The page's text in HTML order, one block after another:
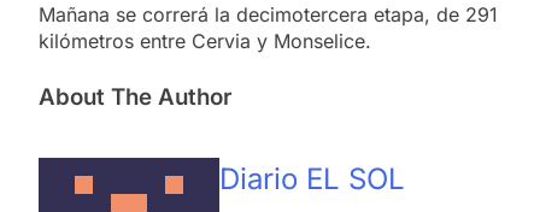
Mañana se correrá la decimotercera etapa, de 291
kilómetros entre Cervia y Monselice.
About The Author
Diario EL SOL